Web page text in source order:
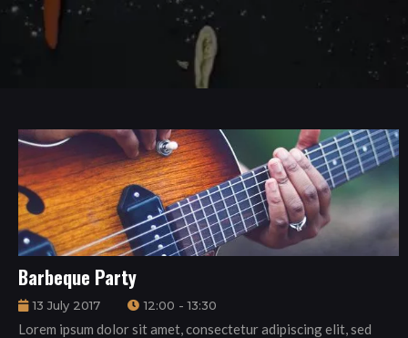
Barbeque Party
13 July 2017 12:00 - 13:30
Lorem ipsum dolor sit amet, consectetur adipiscing elit, sed